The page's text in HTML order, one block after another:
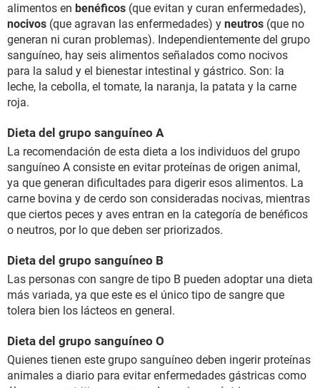
alimentos en benéficos (que evitan y curan enfermedades),
nocivos (que agravan las enfermedades) y neutros (que no
generan ni curan problemas). Independientemente del grupo
sanguíneo, hay seis alimentos señalados como nocivos
para la salud y el bienestar intestinal y gástrico. Son: la
leche, la cebolla, el tomate, la naranja, la patata y la carne
roja.
Dieta del grupo sanguíneo A
La recomendación de esta dieta a los individuos del grupo
sanguíneo A consiste en evitar proteínas de origen animal,
ya que generan dificultades para digerir esos alimentos. La
carne bovina y de cerdo son consideradas nocivas, mientras
que ciertos peces y aves entran en la categoría de benéficos
o neutros, por lo que deben ser priorizados.
Dieta del grupo sanguíneo B
Las personas con sangre de tipo B pueden adoptar una dieta
más variada, ya que este es el único tipo de sangre que
tolera bien los lácteos en general.
Dieta del grupo sanguíneo O
Quienes tienen este grupo sanguíneo deben ingerir proteínas
animales a diario para evitar enfermedades gástricas como